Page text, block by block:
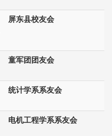
屏东县校友会
童军团团友会
统计学系系友会
电机工程学系系友会